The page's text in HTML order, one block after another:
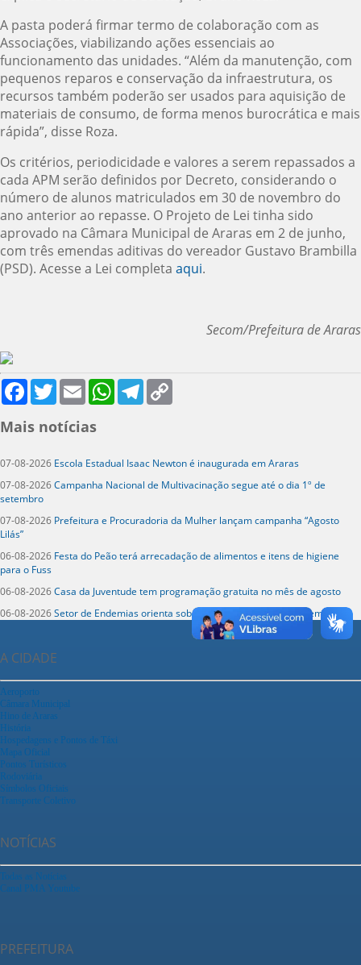
A pasta poderá firmar termo de colaboração com as
Associações, viabilizando ações essenciais ao
funcionamento das unidades. “Além da manutenção, com
pequenos reparos e conservação da infraestrutura, os
recursos também poderão ser usados para aquisição de
materiais de consumo, de forma menos burocrática e mais
rápida”, disse Roza.
Os critérios, periodicidade e valores a serem repassados a
cada APM serão definidos por Decreto, considerando o
número de alunos matriculados em 30 de novembro do
ano anterior ao repasse. O Projeto de Lei tinha sido
aprovado na Câmara Municipal de Araras em 2 de junho,
com três emendas aditivas do vereador Gustavo Brambilla
(PSD). Acesse a Lei completa aqui.
Secom/Prefeitura de Araras
FacebookTwitter Email WhatsAppTelegram
Mais notícias
07-08-2026 Escola Estadual Isaac Newton é inaugurada em Araras
07-08-2026Campanha Nacional de Multivacinação segue até o dia 1º de
setembro
07-08-2026 Prefeitura e Procuradoria da Mulher lançam campanha “Agosto
Lilás”
06-08-2026 Festa do Peão terá arrecadação de alimentos e itens de higiene
para o Fuss
06-08-2026Casa da Juventude tem programação gratuita no mês de agosto
06-08-2026Setor de Endemias orienta sobre combate à dengue no cemitério
A CIDADE
Aeroporto
Câmara Municipal
Hino de Araras
História
Hospedagens e Pontos de Táxi
Mapa Oficial
Pontos Turísticos
Rodoviária
Símbolos Oficiais
Transporte Coletivo
NOTÍCIAS
Todas as Notícias
Canal PMA Youtube
PREFEITURA